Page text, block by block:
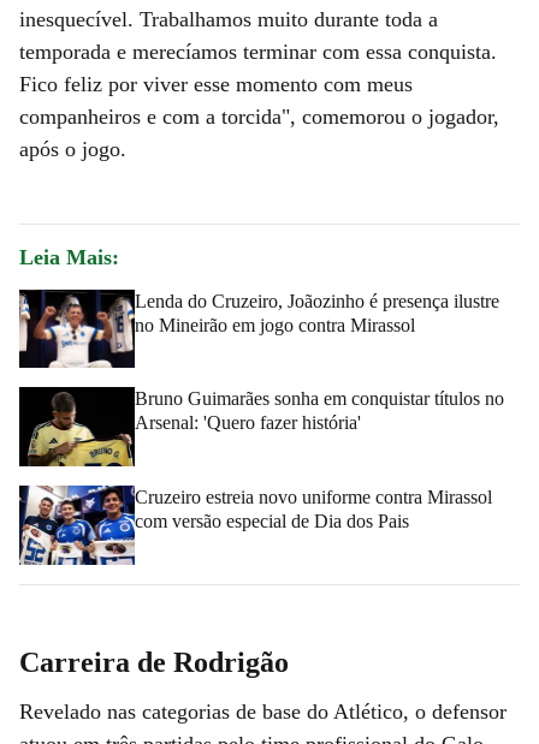
inesquecível. Trabalhamos muito durante toda a
temporada e merecíamos terminar com essa conquista.
Fico feliz por viver esse momento com meus
companheiros e com a torcida", comemorou o jogador,
após o jogo.
Leia Mais:
Lenda do Cruzeiro, Joãozinho é presença ilustre
no Mineirão em jogo contra Mirassol
Bruno Guimarães sonha em conquistar títulos no
Arsenal: 'Quero fazer história'
Cruzeiro estreia novo uniforme contra Mirassol
com versão especial de Dia dos Pais
Carreira de Rodrigão
Revelado nas categorias de base do Atlético, o defensor